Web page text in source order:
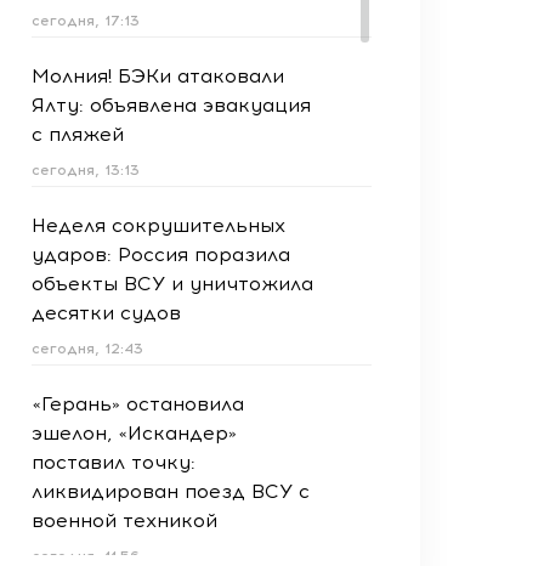
сегодня, 17:13
Молния! БЭКи атаковали
Ялту: объявлена эвакуация
с пляжей
сегодня, 13:13
Неделя сокрушительных
ударов: Россия поразила
объекты ВСУ и уничтожила
десятки судов
сегодня, 12:43
«Герань» остановила
эшелон, «Искандер»
поставил точку:
ликвидирован поезд ВСУ с
военной техникой
сегодня, 11:56